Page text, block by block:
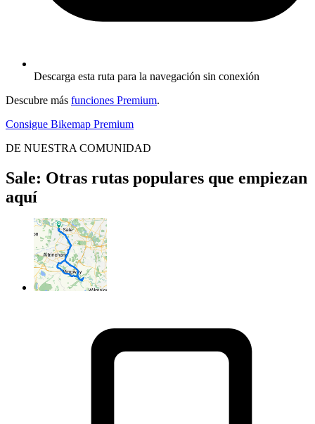
Descarga esta ruta para la navegación sin conexión
Descubre más funciones Premium.
Consigue Bikemap Premium
DE NUESTRA COMUNIDAD
Sale: Otras rutas populares que empiezan
aquí